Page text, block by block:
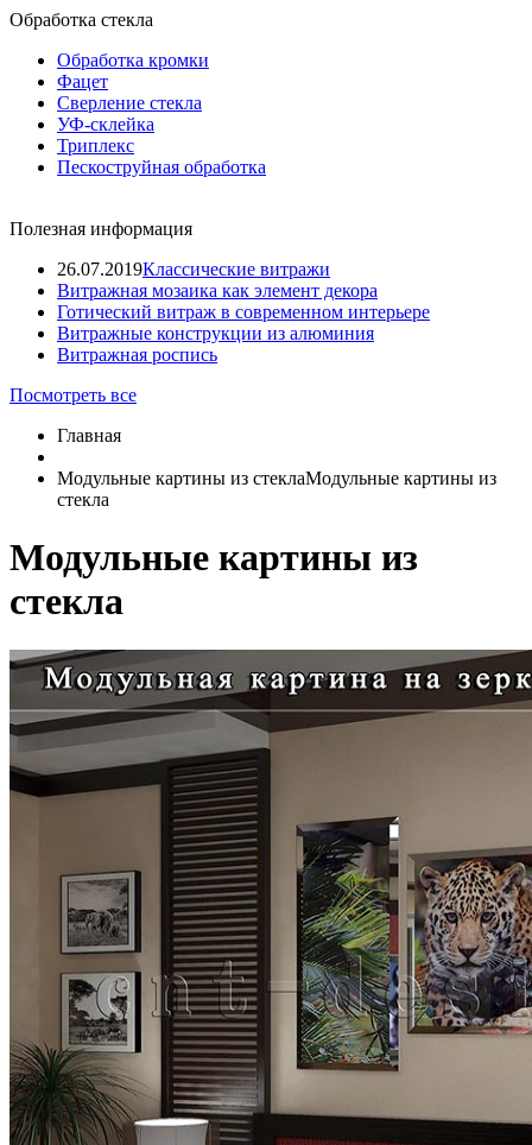
Обработка стекла
Обработка кромки
Фацет
Сверление стекла
УФ-склейка
Триплекс
Пескоструйная обработка
Полезная информация
26.07.2019Классические витражи
Витражная мозаика как элемент декора
Готический витраж в современном интерьере
Витражные конструкции из алюминия
Витражная роспись
Посмотреть все
Главная
Модульные картины из стеклаМодульные картины из
стекла
Модульные картины из
стекла